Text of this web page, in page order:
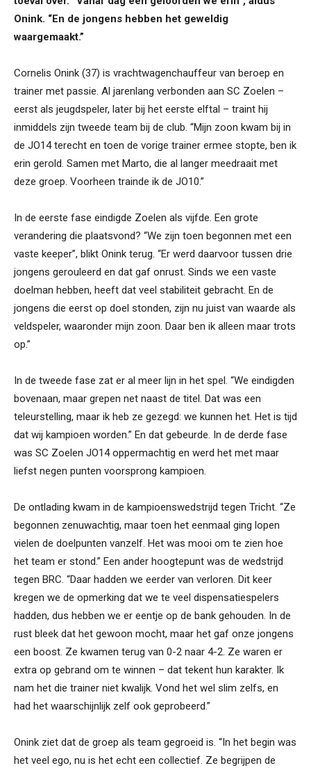
Onink. “En de jongens hebben het geweldig
waargemaakt.”
Cornelis Onink (37) is vrachtwagenchauffeur van beroep en
trainer met passie. Al jarenlang verbonden aan SC Zoelen –
eerst als jeugdspeler, later bij het eerste elftal – traint hij
inmiddels zijn tweede team bij de club. “Mijn zoon kwam bij in
de JO14 terecht en toen de vorige trainer ermee stopte, ben ik
erin gerold. Samen met Marto, die al langer meedraait met
deze groep. Voorheen trainde ik de JO10.”
In de eerste fase eindigde Zoelen als vijfde. Een grote
verandering die plaatsvond? “We zijn toen begonnen met een
vaste keeper”, blikt Onink terug. “Er werd daarvoor tussen drie
jongens gerouleerd en dat gaf onrust. Sinds we een vaste
doelman hebben, heeft dat veel stabiliteit gebracht. En de
jongens die eerst op doel stonden, zijn nu juist van waarde als
veldspeler, waaronder mijn zoon. Daar ben ik alleen maar trots
op.”
In de tweede fase zat er al meer lijn in het spel. “We eindigden
bovenaan, maar grepen net naast de titel. Dat was een
teleurstelling, maar ik heb ze gezegd: we kunnen het. Het is tijd
dat wij kampioen worden.” En dat gebeurde. In de derde fase
was SC Zoelen JO14 oppermachtig en werd het met maar
liefst negen punten voorsprong kampioen.
De ontlading kwam in de kampioenswedstrijd tegen Tricht. “Ze
begonnen zenuwachtig, maar toen het eenmaal ging lopen
vielen de doelpunten vanzelf. Het was mooi om te zien hoe
het team er stond.” Een ander hoogtepunt was de wedstrijd
tegen BRC. “Daar hadden we eerder van verloren. Dit keer
kregen we de opmerking dat we te veel dispensatiespelers
hadden, dus hebben we er eentje op de bank gehouden. In de
rust bleek dat het gewoon mocht, maar het gaf onze jongens
een boost. Ze kwamen terug van 0-2 naar 4-2. Ze waren er
extra op gebrand om te winnen – dat tekent hun karakter. Ik
nam het die trainer niet kwalijk. Vond het wel slim zelfs, en
had het waarschijnlijk zelf ook geprobeerd.”
Onink ziet dat de groep als team gegroeid is. “In het begin was
het veel ego, nu is het echt een collectief. Ze begrijpen de